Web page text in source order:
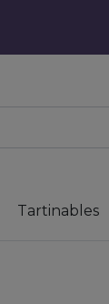
Tartinables